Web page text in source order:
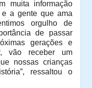
muita informação
a gente que ama
orgulho de
de passar
gerações e
vão receber um
nossas crianças
ressaltou o